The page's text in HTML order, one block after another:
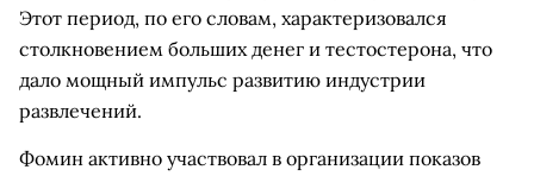
Этот период, по его словам, характеризовался
столкновением больших денег и тестостерона, что
дало мощный импульс развитию индустрии
развлечений.
Фомин активно участвовал в организации показов